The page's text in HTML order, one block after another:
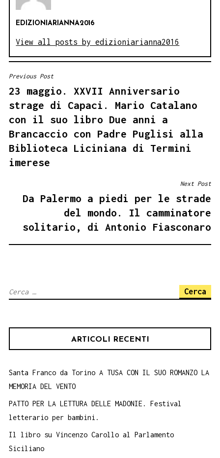
EDIZIONIARIANNA2016
View all posts by edizioniarianna2016
NAVIGAZIONE
ARTICOLI
Previous Post
23 maggio. XXVII Anniversario
strage di Capaci. Mario Catalano
con il suo libro Due anni a
Brancaccio con Padre Puglisi alla
Biblioteca Liciniana di Termini
imerese
Next Post
Da Palermo a piedi per le strade
del mondo. Il camminatore
solitario, di Antonio Fiasconaro
Ricerca
ARTICOLI RECENTI
Santa Franco da Torino A TUSA CON IL SUO ROMANZO LA
MEMORIA DEL VENTO
PATTO PER LA LETTURA DELLE MADONIE. Festival
letterario per bambini.
Il libro su Vincenzo Carollo al Parlamento
Siciliano